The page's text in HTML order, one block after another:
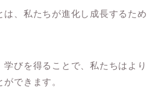
、私たちが進化し成長するため
びを得ることで、私たちはより
できます。